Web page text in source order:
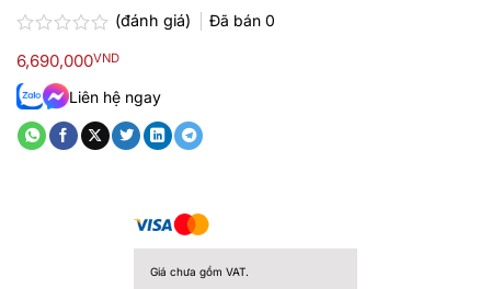
xếp
hạng
0.0
sao
(đánh giá) Đã bán 0
6,690,000VND
Liên hệ ngay
Giá chưa gồm VAT.